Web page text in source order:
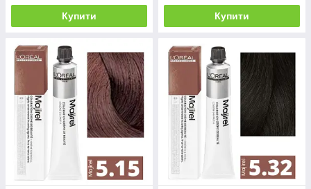
Купити Купити